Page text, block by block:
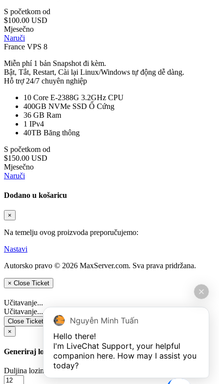
S početkom od
$100.00 USD
Mjesečno
Naruči
France VPS 8
Miễn phí 1 bản Snapshot đi kèm.
Bật, Tắt, Restart, Cài lại Linux/Windows tự động dễ dàng.
Hỗ trợ 24/7 chuyên nghiệp
10 Core E-2388G 3.2GHz CPU
400GB NVMe SSD Ổ Cứng
36 GB Ram
1 IPv4
40TB Băng thông
S početkom od
$150.00 USD
Mjesečno
Naruči
Dodano u košaricu
×
Na temelju ovog proizvoda preporučujemo:
Nastavi
Autorsko pravo © 2026 MaxServer.com. Sva prava pridržana.
× Close Ticket
Učitavanje...
Učitavanje...
Close Ticket
Pošalji
×
Generiraj lozinku
Duljina lozinke
Nguyễn Minh Tuấn
Hello there!
I'm LiveChat Support, your helpful
companion here. How may I assist you
today?